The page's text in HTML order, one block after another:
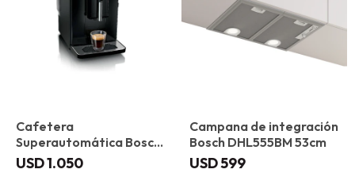
Cafetera
Superautomática Bosch
TIE20109 VeroCafe
USD1.050
Campana de integración
Bosch DHL555BM 53cm
USD599